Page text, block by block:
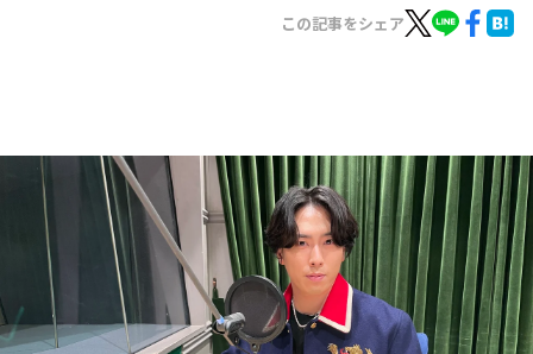
トピックス
TBS Podcast
お知らせ
イベント・グッズ
YouTube
会社情報
この記事をシェア